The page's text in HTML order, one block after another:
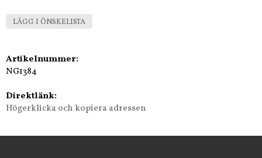
LÄGG I ÖNSKELISTA
Artikelnummer:
NG1384
Direktlänk:
Högerklicka och kopiera adressen